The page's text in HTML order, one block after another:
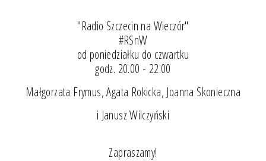
"Radio Szczecin na Wieczór"
#RSnW
od poniedziałku do czwartku
godz. 20.00 - 22.00
Małgorzata Frymus, Agata Rokicka, Joanna Skonieczna
i Janusz Wilczyński
Zapraszamy!